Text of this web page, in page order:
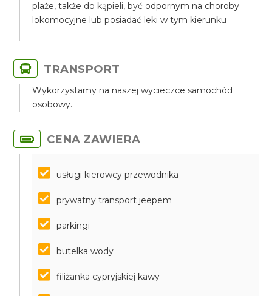
plaże, także do kąpieli, być odpornym na choroby
lokomocyjne lub posiadać leki w tym kierunku
TRANSPORT
Wykorzystamy na naszej wycieczce samochód
osobowy.
CENA ZAWIERA
usługi kierowcy przewodnika
prywatny transport jeepem
parkingi
butelka wody
filiżanka cypryjskiej kawy